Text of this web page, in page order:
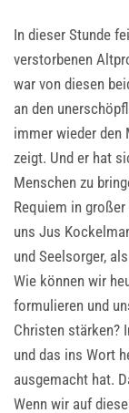
In dieser Stunde
verstorbenen
war von diesen
an den
immer wieder den
zeigt. Und er hat
Menschen zu
Requiem in
uns Jus
und Seelsorger,
Wie können wir
formulieren und
Christen stärken?
und das ins Wort
ausgemacht hat.
Wenn wir auf